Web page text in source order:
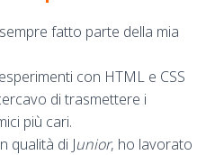
fatto parte della mia
con HTML e CSS
di trasmettere i
più cari.
qualità di Junior, ho lavorato